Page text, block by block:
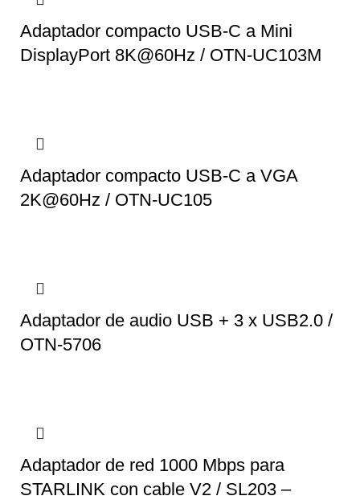
Adaptador compacto USB-C a Mini
DisplayPort 8K@60Hz / OTN-UC103M
Adaptador compacto USB-C a VGA
2K@60Hz / OTN-UC105
Adaptador de audio USB + 3 x USB2.0 /
OTN-5706
Adaptador de red 1000 Mbps para
STARLINK con cable V2 / SL203 –